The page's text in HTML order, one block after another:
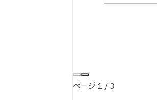
ページ 1 / 3